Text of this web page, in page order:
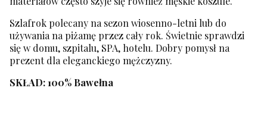
Szlafrok polecany na sezon wiosenno-letni lub do
używania na piżamę przez cały rok. Świetnie sprawdzi
się w domu, szpitalu, SPA, hotelu. Dobry pomysł na
prezent dla eleganckiego mężczyzny.
SKŁAD: 100% Bawełna